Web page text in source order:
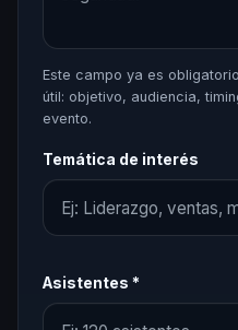
Este campo ya es
útil: objetivo, audiencia,
evento.
Temática de interés
Asistentes *